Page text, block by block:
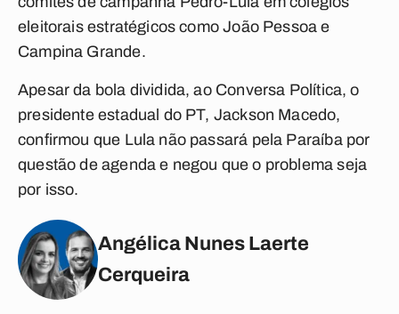
eleitorais estratégicos como João Pessoa e
Campina Grande.
Apesar da bola dividida, ao Conversa Política, o
presidente estadual do PT, Jackson Macedo,
confirmou que Lula não passará pela Paraíba por
questão de agenda e negou que o problema seja
por isso.
Angélica Nunes Laerte
Cerqueira